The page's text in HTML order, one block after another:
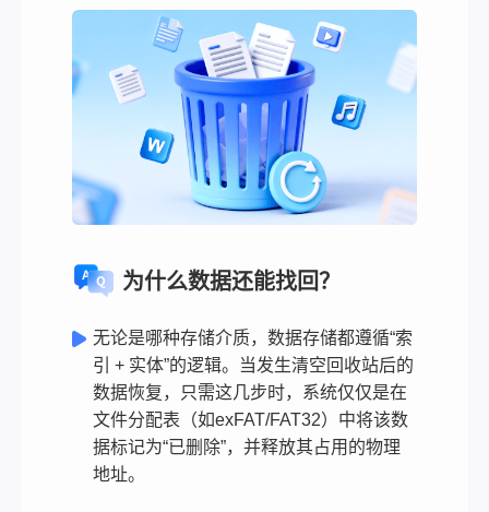
为什么数据还能找回？
无论是哪种存储介质，数据存储都遵循“索
引 + 实体”的逻辑。当发生清空回收站后的
数据恢复，只需这几步时，系统仅仅是在
文件分配表（如exFAT/FAT32）中将该数
据标记为“已删除”，并释放其占用的物理
地址。